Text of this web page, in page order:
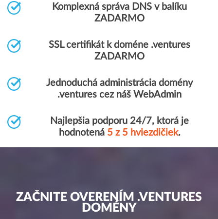
Komplexná správa DNS v balíku
ZADARMO
SSL certifikát k doméne .ventures
ZADARMO
Jednoduchá administrácia domény
.ventures cez náš WebAdmin
Najlepšia podporu 24/7, ktorá je
hodnotená 5 z 5 hviezdičiek.
ZAČNITE OVERENÍM .VENTURES
DOMÉNY